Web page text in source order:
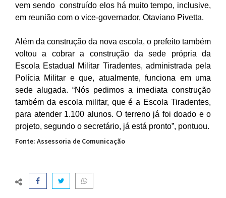
vem sendo construído elos há muito tempo, inclusive,
em reunião com o vice-governador, Otaviano Pivetta.
Além da construção da nova escola, o prefeito também
voltou a cobrar a construção da sede própria da
Escola Estadual Militar Tiradentes, administrada pela
Polícia Militar e que, atualmente, funciona em uma
sede alugada. “Nós pedimos a imediata construção
também da escola militar, que é a Escola Tiradentes,
para atender 1.100 alunos. O terreno já foi doado e o
projeto, segundo o secretário, já está pronto”, pontuou.
Fonte: Assessoria de Comunicação